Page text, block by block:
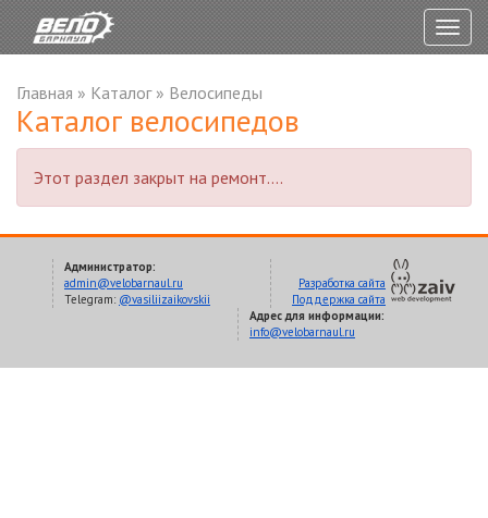
Главная » Каталог» Велосипеды
Каталог велосипедов
Этот раздел закрыт на ремонт....
Разработка сайта
Поддержка сайта
Администратор:
admin@velobarnaul.ru
Telegram: @vasiliizaikovskii
Адрес для информации:
info@velobarnaul.ru